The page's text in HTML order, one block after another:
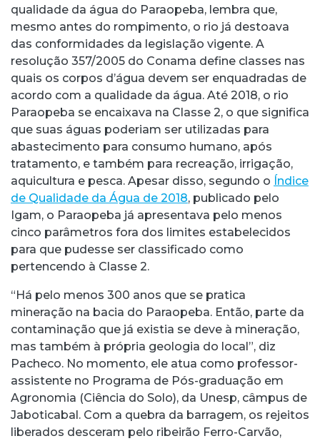
qualidade da água do Paraopeba, lembra que,
mesmo antes do rompimento, o rio já destoava
das conformidades da legislação vigente. A
resolução 357/2005 do Conama define classes nas
quais os corpos d’água devem ser enquadradas de
acordo com a qualidade da água. Até 2018, o rio
Paraopeba se encaixava na Classe 2, o que significa
que suas águas poderiam ser utilizadas para
abastecimento para consumo humano, após
tratamento, e também para recreação, irrigação,
aquicultura e pesca. Apesar disso, segundo o Índice
de Qualidade da Água de 2018, publicado pelo
Igam, o Paraopeba já apresentava pelo menos
cinco parâmetros fora dos limites estabelecidos
para que pudesse ser classificado como
pertencendo à Classe 2.
“Há pelo menos 300 anos que se pratica
mineração na bacia do Paraopeba. Então, parte da
contaminação que já existia se deve à mineração,
mas também à própria geologia do local”, diz
Pacheco. No momento, ele atua como professor-
assistente no Programa de Pós-graduação em
Agronomia (Ciência do Solo), da Unesp, câmpus de
Jaboticabal. Com a quebra da barragem, os rejeitos
liberados desceram pelo ribeirão Ferro-Carvão,